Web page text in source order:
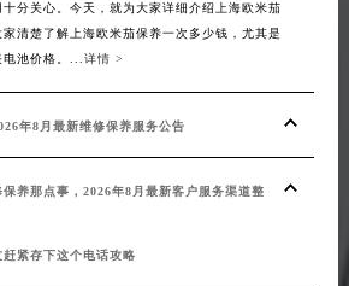
分关心。今天，就为大家详细介绍上海欧米茄
清楚了解上海欧米茄保养一次多少钱，尤其是
池价格。... 详情 >
年8月最新维修保养服务公告
养那点事，2026年8月最新客户服务渠道整
紧存下这个电话攻略